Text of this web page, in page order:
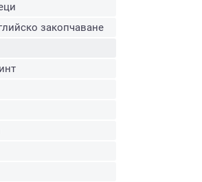
закопчаване